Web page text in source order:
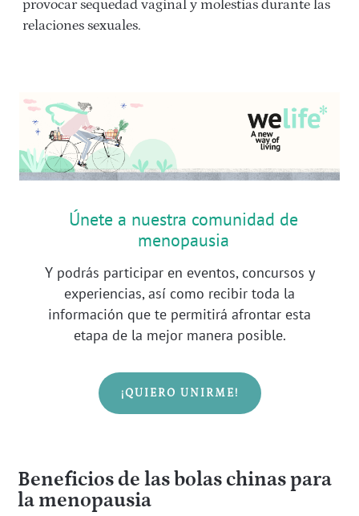
provocar sequedad vaginal y molestias durante las
relaciones sexuales.
Únete a nuestra comunidad de
menopausia
Y podrás participar en eventos, concursos y
experiencias, así como recibir toda la
información que te permitirá afrontar esta
etapa de la mejor manera posible.
¡QUIERO UNIRME!
Beneficios de las bolas chinas para
la menopausia